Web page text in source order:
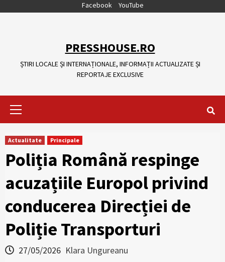
Facebook YouTube
PRESSHOUSE.RO
ȘTIRI LOCALE ȘI INTERNAȚIONALE, INFORMAȚII ACTUALIZATE ȘI
REPORTAJE EXCLUSIVE
Actualitate Principale
Poliția Română respinge
acuzațiile Europol privind
conducerea Direcției de
Poliție Transporturi
27/05/2026 Klara Ungureanu